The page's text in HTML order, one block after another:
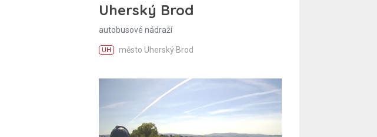
Uherský Brod
autobusové nádraží
UH město Uherský Brod